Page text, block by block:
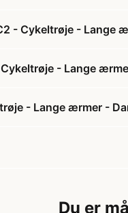
- Cykeltrøje - Lange
- Lange
- Lange ærmer -
Du er